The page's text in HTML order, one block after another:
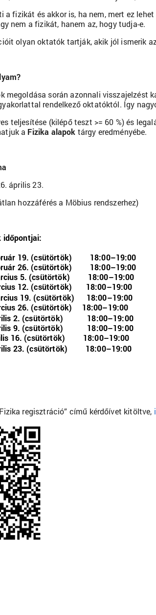
a fizikát és akkor is, ha nem, mert ez
nem a fizikát, hanem az, hogy tudja-e.
olyan oktatók tartják, akik jól ismerik
megoldása során azonnali visszajelzést
rendelkező oktatóktól. Így
teljesítése (kilépő teszt >= 60 %) és
a Fizika alapok tárgy eredményébe.
április 23.
hozzáférés a Möbius rendszerhez)
időpontjai:
19. (csütörtök) 18:00–19:00
26. (csütörtök) 18:00–19:00
5. (csütörtök) 18:00–19:00
12. (csütörtök) 18:00–19:00
19. (csütörtök) 18:00–19:00
26. (csütörtök) 18:00–19:00
2. (csütörtök) 18:00–19:00
9. (csütörtök) 18:00–19:00
16. (csütörtök) 18:00–19:00
23. (csütörtök) 18:00–19:00
regisztráció” című kérdőívet kitöltve,